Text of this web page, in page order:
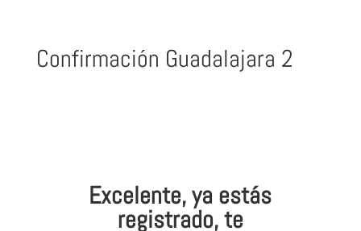
Confirmación Guadalajara 2
Excelente, ya estás
registrado, te